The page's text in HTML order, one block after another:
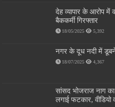
देह व्यापार के आरोप में
बैककर्मी गिरफ्तार
18/05/2025 5,392
नगर के दूध नदी में डूबने
18/07/2025 4,367
सांसद भोजराज नाग
लगाई फटकार, वीडियो